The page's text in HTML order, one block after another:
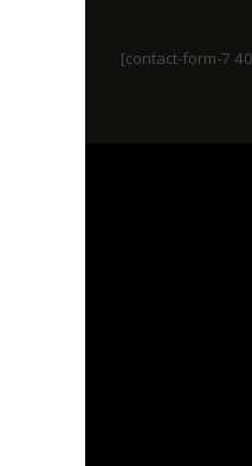
[contact-form-7